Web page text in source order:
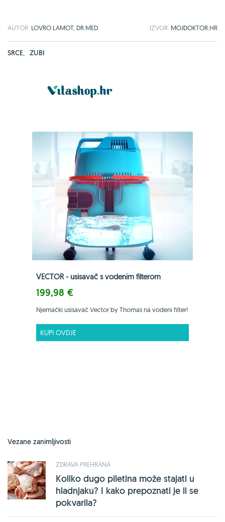
AUTOR: LOVRO LAMOT, DR.MED. IZVOR: MOJDOKTOR.HR
SRCE, ZUBI
VECTOR - usisavač s vodenim filterom
199,98 €
Njemački usisavač Vector by Thomas na vodeni filter!
KUPI OVDJE
Vezane zanimljivosti
ZDRAVA PREHRANA
Koliko dugo piletina može stajati u
hladnjaku? I kako prepoznati je li se
pokvarila?